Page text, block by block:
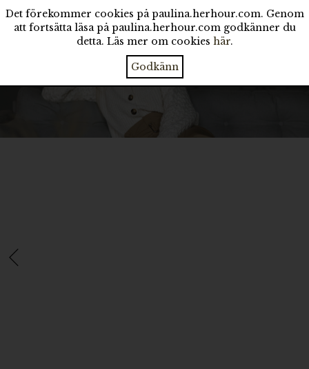
Det förekommer cookies på paulina.herhour.com. Genom
att fortsätta läsa på paulina.herhour.com godkänner du
detta. Läs mer om cookies här.
Godkänn